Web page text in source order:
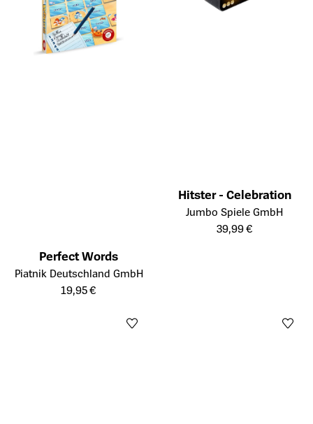
Perfect Words
Öffnet die Detailseite des Produkts
Piatnik Deutschland GmbH
19,95 €
Hitster - Celebration
Öffnet die Detailseite des
Jumbo Spiele GmbH
39,99 €